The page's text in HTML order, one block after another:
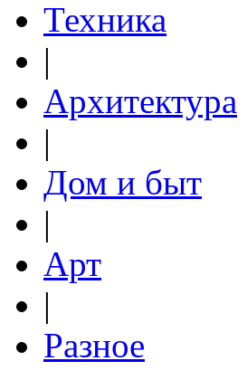
Техника
|
Архитектура
|
Дом и быт
|
Арт
|
Разное